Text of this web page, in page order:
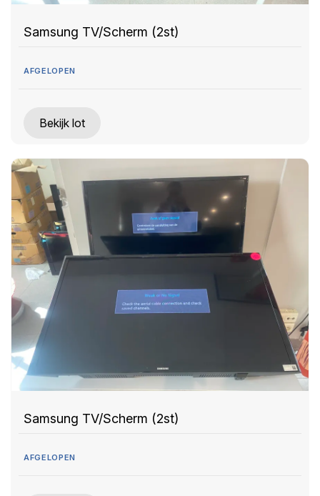
Samsung TV/Scherm (2st)
AFGELOPEN
Bekijk lot
Samsung TV/Scherm (2st)
AFGELOPEN